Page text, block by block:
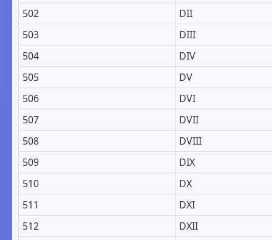
502
DII
503
DIII
504
DIV
505
DV
506
DVI
507
DVII
508
DVIII
509
DIX
510
DX
511
DXI
512
DXII